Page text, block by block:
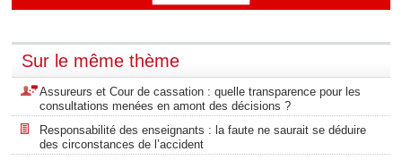
Sur le même thème
Assureurs et Cour de cassation : quelle transparence pour les
consultations menées en amont des décisions ?
Responsabilité des enseignants : la faute ne saurait se déduire
des circonstances de l’accident